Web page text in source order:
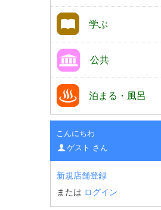
学ぶ
公共
泊まる・風呂
こんにちわ
ゲスト さん
新規店舗登録
または ログイン